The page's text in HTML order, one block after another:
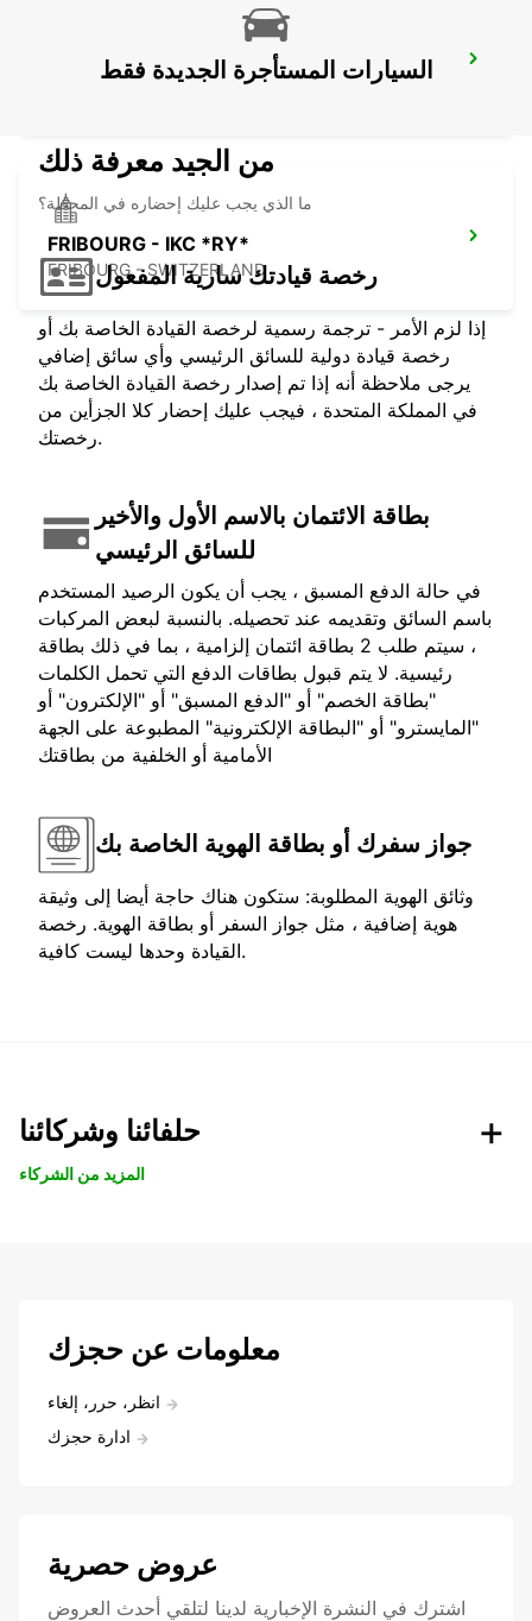
SURSEE
FRIBOURG - IKC *RY*
FRIBOURG - SWITZERLAND
السيارات المستأجرة الجديدة فقط
من الجيد معرفة ذلك
ما الذي يجب عليك إحضاره في المحطة؟
رخصة قيادتك سارية المفعول
إذا لزم الأمر - ترجمة رسمية لرخصة القيادة الخاصة بك أو
رخصة قيادة دولية للسائق الرئيسي وأي سائق إضافي
يرجى ملاحظة أنه إذا تم إصدار رخصة القيادة الخاصة بك
في المملكة المتحدة ، فيجب عليك إحضار كلا الجزأين من
رخصتك.
بطاقة الائتمان بالاسم الأول والأخير
للسائق الرئيسي
في حالة الدفع المسبق ، يجب أن يكون الرصيد المستخدم
باسم السائق وتقديمه عند تحصيله. بالنسبة لبعض المركبات
، سيتم طلب 2 بطاقة ائتمان إلزامية ، بما في ذلك بطاقة
رئيسية. لا يتم قبول بطاقات الدفع التي تحمل الكلمات
"بطاقة الخصم" أو "الدفع المسبق" أو "الإلكترون" أو
"المايسترو" أو "البطاقة الإلكترونية" المطبوعة على الجهة
الأمامية أو الخلفية من بطاقتك
جواز سفرك أو بطاقة الهوية الخاصة بك
وثائق الهوية المطلوبة: ستكون هناك حاجة أيضا إلى وثيقة
هوية إضافية ، مثل جواز السفر أو بطاقة الهوية. رخصة
القيادة وحدها ليست كافية.
حلفائنا وشركائنا
المزيد من الشركاء
معلومات عن حجزك
انظر، حرر، إلغاء
ادارة حجزك
عروض حصرية
اشترك في النشرة الإخبارية لدينا لتلقي أحدث العروض